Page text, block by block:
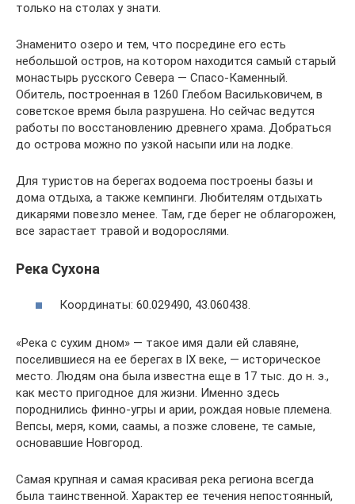
только на столах у знати.
Знаменито озеро и тем, что посредине его есть
небольшой остров, на котором находится самый старый
монастырь русского Севера — Спасо-Каменный.
Обитель, построенная в 1260 Глебом Васильковичем, в
советское время была разрушена. Но сейчас ведутся
работы по восстановлению древнего храма. Добраться
до острова можно по узкой насыпи или на лодке.
Для туристов на берегах водоема построены базы и
дома отдыха, а также кемпинги. Любителям отдыхать
дикарями повезло менее. Там, где берег не облагорожен,
все зарастает травой и водорослями.
Река Сухона
Координаты: 60.029490, 43.060438.
«Река с сухим дном» — такое имя дали ей славяне,
поселившиеся на ее берегах в IX веке, — историческое
место. Людям она была известна еще в 17 тыс. до н. э.,
как место пригодное для жизни. Именно здесь
породнились финно-угры и арии, рождая новые племена.
Вепсы, меря, коми, саамы, а позже словене, те самые,
основавшие Новгород.
Самая крупная и самая красивая река региона всегда
была таинственной. Характер ее течения непостоянный,